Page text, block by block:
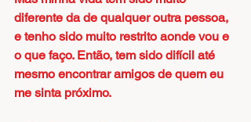
diferente da de qualquer outra pessoa,
e tenho sido muito restrito aonde vou e
o que faço. Então, tem sido difícil até
mesmo encontrar amigos de quem eu
me sinta próximo.